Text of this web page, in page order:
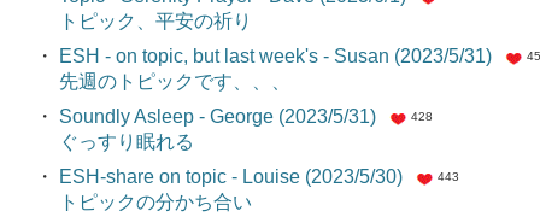
トピック、平安の祈り
・
ESH - on topic, but last week's - Susan (2023/5/31)
先週のトピックです、、、
・
Soundly Asleep - George (2023/5/31)
ぐっすり眠れる
428
・
ESH-share on topic - Louise (2023/5/30)
トピックの分かち合い
443